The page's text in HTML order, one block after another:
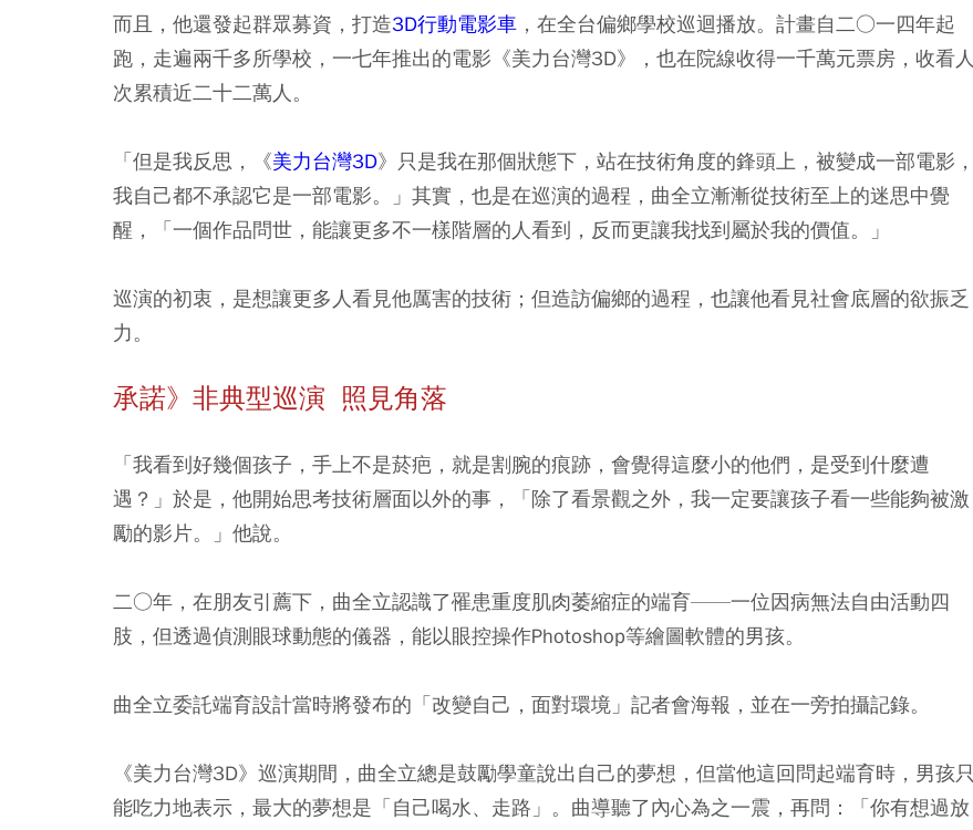
而且，他還發起群眾募資，打造3D行動電影車 ，在全台偏鄉學校巡迴播放。計畫自二○一四年起
跑，走遍兩千多所學校，一七年推出的電影《美力台灣3D》，也在院線收得一千萬元票房，收看人
次累積近二十二萬人。
「但是我反思，《美力台灣3D》只是我在那個狀態下，站在技術角度的鋒頭上，被變成一部電影，
我自己都不承認它是一部電影。」其實，也是在巡演的過程，曲全立漸漸從技術至上的迷思中覺
醒，「一個作品問世，能讓更多不一樣階層的人看到，反而更讓我找到屬於我的價值。」
巡演的初衷，是想讓更多人看見他厲害的技術；但造訪偏鄉的過程，也讓他看見社會底層的欲振乏
力。
承諾》非典型巡演 照見角落
「我看到好幾個孩子，手上不是菸疤，就是割腕的痕跡，會覺得這麼小的他們，是受到什麼遭
遇？」於是，他開始思考技術層面以外的事，「除了看景觀之外，我一定要讓孩子看一些能夠被激
勵的影片。」他說。
二○年，在朋友引薦下，曲全立認識了罹患重度肌肉萎縮症的端育——一位因病無法自由活動四
肢，但透過偵測眼球動態的儀器，能以眼控操作Photoshop等繪圖軟體的男孩。
曲全立委託端育設計當時將發布的「改變自己，面對環境」記者會海報，並在一旁拍攝記錄。
《美力台灣3D》巡演期間，曲全立總是鼓勵學童說出自己的夢想，但當他這回問起端育時，男孩只
能吃力地表示，最大的夢想是「自己喝水、走路」。曲導聽了內心為之一震，再問：「你有想過放